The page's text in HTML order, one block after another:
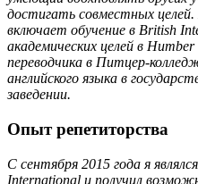
достигать совместных целей.
включает обучение в British
академических целей в
переводчика в Питцер-
английского языка в
заведении.
Опыт репетиторства
С сентября 2015 года я
International и получил